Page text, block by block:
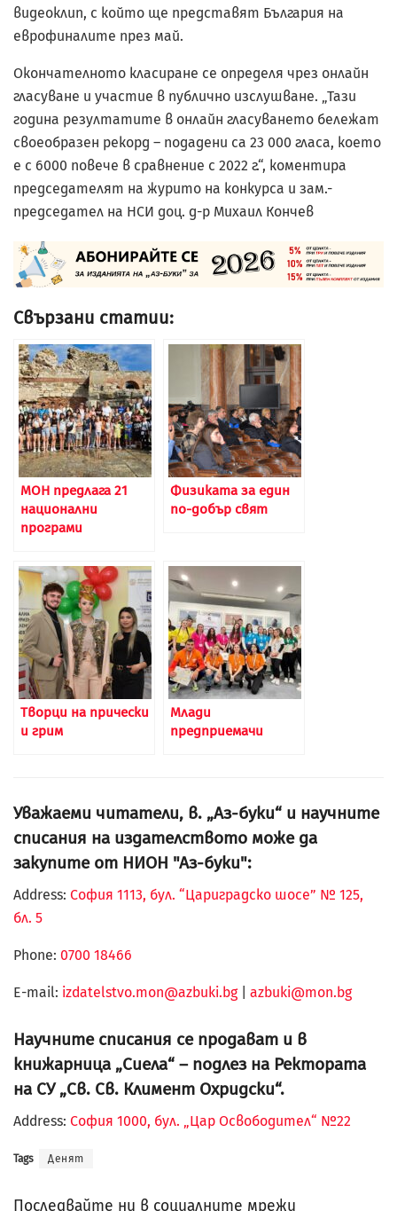
видеоклип, с който ще представят България на
еврофиналите през май.
Окончателното класиране се определя чрез онлайн
гласуване и участие в публично изслушване. „Тази
година резултатите в онлайн гласуването бележат
своеобразен рекорд – подадени са 23 000 гласа, което
е с 6000 повече в сравнение с 2022 г.“, коментира
председателят на журито на конкурса и зам.-
председател на НСИ доц. д-р Михаил Кончев
Свързани статии:
МОН предлага 21
национални
програми
Физиката за един
по-добър свят
Творци на прически
и грим
Млади
предприемачи
Уважаеми читатели, в. „Аз-буки“ и научните
списания на издателството може да
закупите от НИОН "Аз-буки":
Address: София 1113, бул. “Цариградско шосе” № 125,
бл. 5
Phone: 0700 18466
Е-mail: izdatelstvo.mon@azbuki.bg| azbuki@mon.bg
Научните списания се продават и в
книжарница „Сиела“ – подлез на Ректората
на СУ „Св. Св. Климент Охридски“.
Address: София 1000, бул. „Цар Освободител“ №22
Tags Денят
Последвайте ни в социалните мрежи